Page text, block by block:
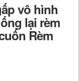
vô hình
lại rèm
Rèm